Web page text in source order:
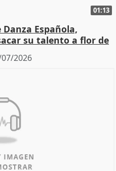
01:13
Española,
su talento a flor de
2026